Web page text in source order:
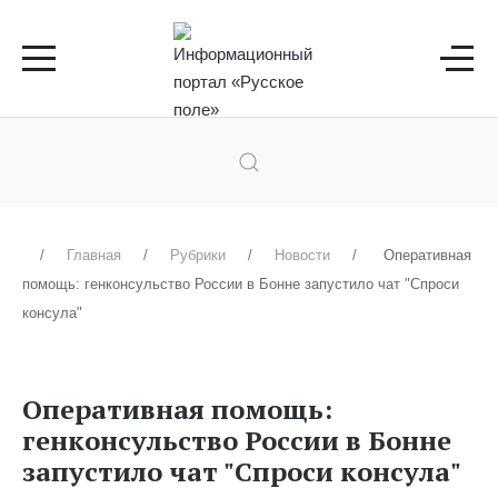
Главная Рубрики Новости
Оперативная
помощь: генконсульство России в Бонне запустило чат "Спроси
консула"
Оперативная помощь:
генконсульство России в Бонне
запустило чат "Спроси консула"